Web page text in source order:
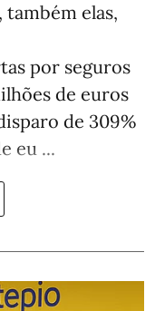
também elas,
por seguros
de euros
de 309%
eu ...